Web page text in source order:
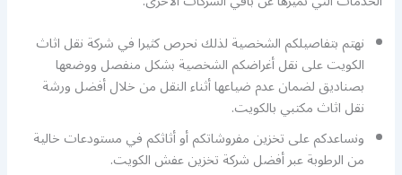
نهتم بتفاصيلكم الشخصية لذلك نحرص كثيرا في شركة نقل اثاث
الكويت على نقل أغراضكم الشخصية بشكل منفصل ووضعها
بصناديق لضمان عدم ضياعها أثناء النقل من خلال أفضل ورشة
نقل اثاث مكتبي بالكويت.
ونساعدكم على تخزين مفروشاتكم أو أثاثكم في مستودعات خالية
من الرطوبة عبر أفضل شركة تخزين عفش الكويت.